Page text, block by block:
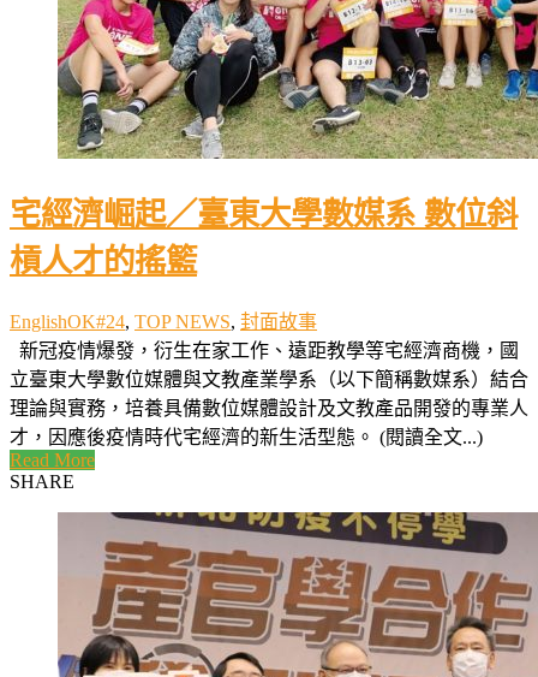
宅經濟崛起／臺東大學數媒系 數位斜
槓人才的搖籃
EnglishOK#24, TOP NEWS, 封面故事
新冠疫情爆發，衍生在家工作、遠距教學等宅經濟商機，國
立臺東大學數位媒體與文教產業學系（以下簡稱數媒系）結合
理論與實務，培養具備數位媒體設計及文教產品開發的專業人
才，因應後疫情時代宅經濟的新生活型態。 (閱讀全文...)
Read More
SHARE